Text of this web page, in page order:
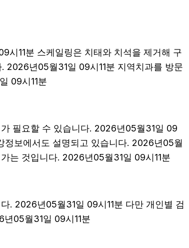
시11분 스케일링은 치태와 치석을 제거해 구
2026년05월31일 09시11분 지역치과를 방문
09시11분
필요할 수 있습니다. 2026년05월31일 09
정보에서도 설명되고 있습니다. 2026년05월
는 것입니다. 2026년05월31일 09시11분
. 2026년05월31일 09시11분 다만 개인별 검
05월31일 09시11분